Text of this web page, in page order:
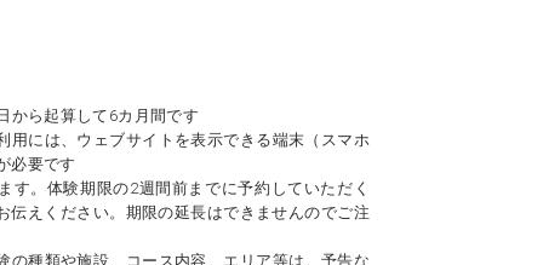
から起算して6カ月間です
用には、ウェブサイトを表示できる端末（スマホ
必要です
す。体験期限の2週間前までに予約していただく
伝えください。期限の延長はできませんのでご注
の種類や施設、コース内容、エリア等は、予告な